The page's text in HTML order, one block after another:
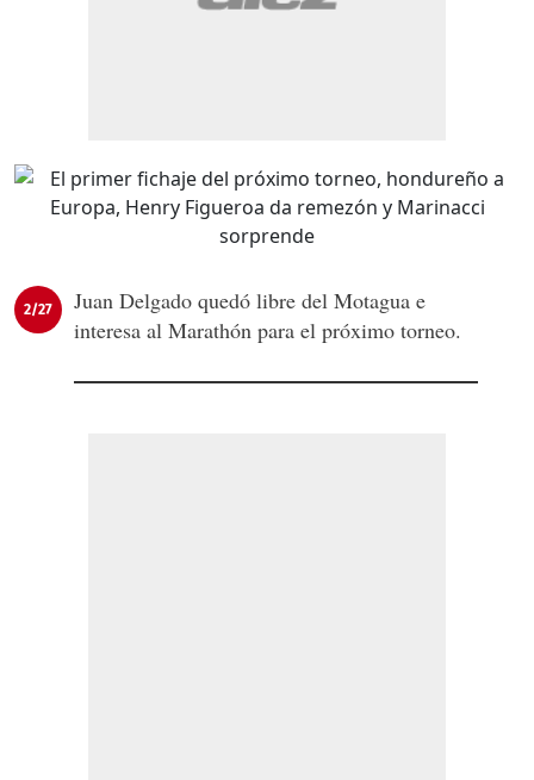
2/27
Juan Delgado quedó libre del Motagua e
interesa al Marathón para el próximo torneo.